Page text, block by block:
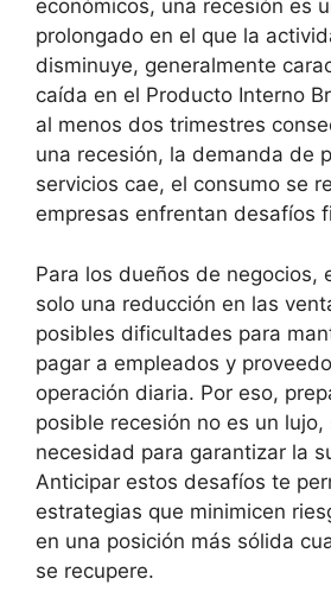
económicos, una recesión es
prolongado en el que la
disminuye, generalmente
caída en el Producto Interno
al menos dos trimestres
una recesión, la demanda de
servicios cae, el consumo se
empresas enfrentan desafíos
Para los dueños de negocios,
solo una reducción en las
posibles dificultades para
pagar a empleados y
operación diaria. Por eso,
posible recesión no es un lujo,
necesidad para garantizar la
Anticipar estos desafíos te
estrategias que minimicen
en una posición más sólida
se recupere.